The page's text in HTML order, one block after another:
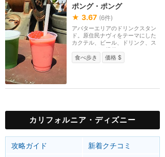
ポング・ポング
★ 3.67 (6件)
アバターエリアのドリンクスタン
ド。原住民ナヴィをテーマにした
カクテル、ビール、ドリンク、ス
ナックなどを提供...
食べ歩き
価格 $
カリフォルニア・ディズニー
攻略ガイド
新着クチコミ